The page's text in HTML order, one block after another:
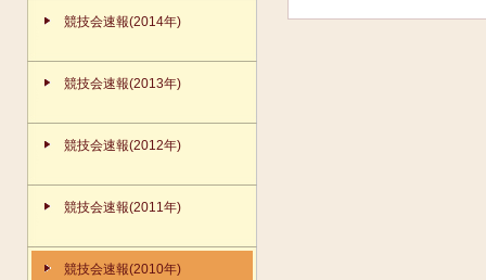
競技会速報(2014年)
競技会速報(2013年)
競技会速報(2012年)
競技会速報(2011年)
競技会速報(2010年)